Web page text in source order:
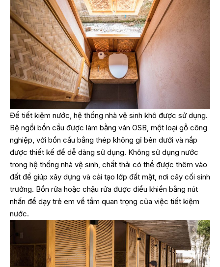
Để tiết kiệm nước, hệ thống nhà vệ sinh khô được sử dụng.
Bệ ngồi bồn cầu được làm bằng ván OSB, một loại gỗ công
nghiệp, với bồn cầu bằng thép không gỉ bên dưới và nắp
được thiết kế để dễ dàng sử dụng. Không sử dụng nước
trong hệ thống nhà vệ sinh, chất thải có thể được thêm vào
đất để giúp xây dựng và cải tạo lớp đất mặt, nơi cây cối sinh
trưởng. Bồn rửa hoặc chậu rửa được điều khiển bằng nút
nhấn để dạy trẻ em về tầm quan trọng của việc tiết kiệm
nước.